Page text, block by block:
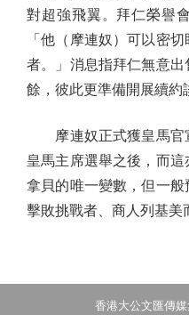
對超強飛翼。拜仁榮譽
「他（摩連奴）可以密
者。」消息指拜仁無意
餘，彼此更準備開展續約
摩連奴正式獲皇馬官
皇馬主席選舉之後，而
拿貝的唯一變數，但一
擊敗挑戰者、商人列基美
香港大公文匯傳